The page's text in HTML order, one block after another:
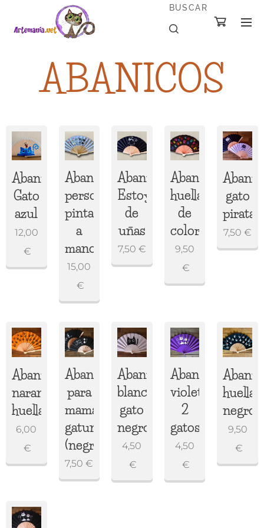
BUSCAR
ABANICOS
Abanico
Gato
azul
12,00
€
Abanico
personalizado
pintado
a
mano
15,00
€
Abanico
Estoy
de
uñas
7,50 €
Abanico
huellas
de
colores
9,50
€
gato
pirata
7,50 €
Abanico
naranja
huellas
6,00
€
Abanico
para
mamás/papás
gatun@s/perrun@s
(negro)
7,50 €
Abanico
blanco
gato
negro
4,50
€
Abanico
violeta
2
gatos
4,50
€
huellas
negro
9,50
€